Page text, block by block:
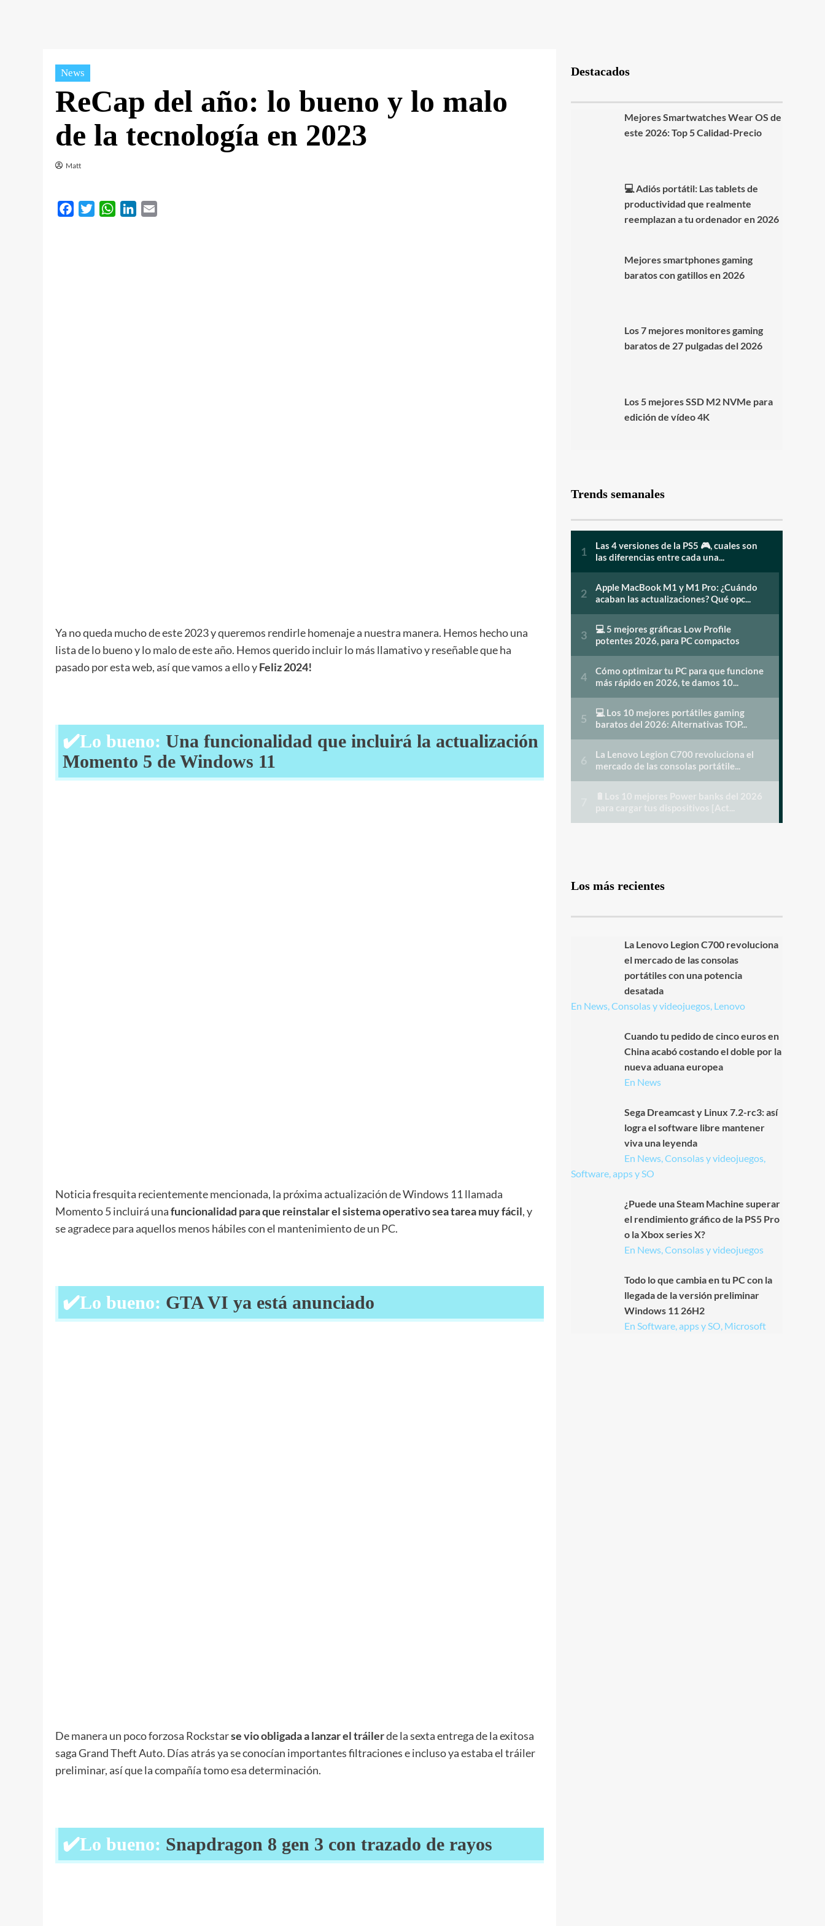
News
ReCap del año: lo bueno y lo malo
de la tecnología en 2023
Matt
FacebookTwitterWhatsAppLinkedIn
Ya no queda mucho de este 2023 y queremos rendirle homenaje a nuestra manera. Hemos hecho una
lista de lo bueno y lo malo de este año. Hemos querido incluir lo más llamativo y reseñable que ha
pasado por esta web, así que vamos a ello yFeliz 2024!
✔️Lo bueno: Una funcionalidad que incluirá la actualización
Momento 5 de Windows 11
Noticia fresquita recientemente mencionada, la próxima actualización de Windows 11 llamada
Momento 5 incluirá unafuncionalidad para que reinstalar el sistema operativo sea tarea muy fácil, y
se agradece para aquellos menos hábiles con el mantenimiento de un PC.
✔️Lo bueno: GTA VI ya está anunciado
De manera un poco forzosa Rockstarse vio obligada a lanzar el tráilerde la sexta entrega de la exitosa
saga Grand Theft Auto. Días atrás ya se conocían importantes filtraciones e incluso ya estaba el tráiler
preliminar, así que la compañía tomo esa determinación.
✔️Lo bueno: Snapdragon 8 gen 3 con trazado de rayos
Destacados
Mejores Smartwatches Wear OS de
este 2026: Top 5 Calidad-Precio
💻 Adiós portátil: Las tablets de
productividad que realmente
reemplazan a tu ordenador en 2026
Mejores smartphones gaming
baratos con gatillos en 2026
Los 7 mejores monitores gaming
baratos de 27 pulgadas del 2026
Los 5 mejores SSD M2 NVMe para
edición de vídeo 4K
Trends semanales
Los más recientes
La Lenovo Legion C700 revoluciona
el mercado de las consolas
portátiles con una potencia
desatada
En News, Consolas y videojuegos, Lenovo
Cuando tu pedido de cinco euros en
China acabó costando el doble por la
nueva aduana europea
En News
Sega Dreamcast y Linux 7.2-rc3: así
logra el software libre mantener
viva una leyenda
En News, Consolas y videojuegos,
Software, apps y SO
¿Puede una Steam Machine superar
el rendimiento gráfico de la PS5 Pro
o la Xbox series X?
En News, Consolas y videojuegos
Todo lo que cambia en tu PC con la
llegada de la versión preliminar
Windows 11 26H2
En Software, apps y SO, Microsoft